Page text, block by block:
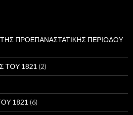
ΤΗΣ ΠΡΟΕΠΑΝΑΣΤΑΤΙΚΗΣ ΠΕΡΙΟΔΟΥ
ΤΟΥ 1821 (2)
1821 (6)